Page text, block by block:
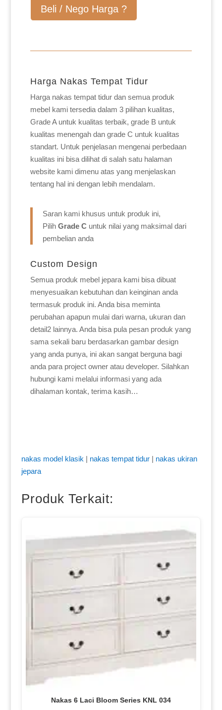
Beli / Nego Harga ?
Harga Nakas Tempat Tidur
Harga nakas tempat tidur dan semua produk
mebel kami tersedia dalam 3 pilihan kualitas,
Grade A untuk kualitas terbaik, grade B untuk
kualitas menengah dan grade C untuk kualitas
standart. Untuk penjelasan mengenai perbedaan
kualitas ini bisa dilihat di salah satu halaman
website kami dimenu atas yang menjelaskan
tentang hal ini dengan lebih mendalam.
Saran kami khusus untuk produk ini,
Pilih Grade C untuk nilai yang maksimal dari
pembelian anda
Custom Design
Semua produk mebel jepara kami bisa dibuat
menyesuaikan kebutuhan dan keinginan anda
termasuk produk ini. Anda bisa meminta
perubahan apapun mulai dari warna, ukuran dan
detail2 lainnya. Anda bisa pula pesan produk yang
sama sekali baru berdasarkan gambar design
yang anda punya, ini akan sangat berguna bagi
anda para project owner atau developer. Silahkan
hubungi kami melalui informasi yang ada
dihalaman kontak, terima kasih…
nakas model klasik | nakas tempat tidur| nakas ukiran
jepara
Produk Terkait:
Nakas 6 Laci Bloom Series KNL 034